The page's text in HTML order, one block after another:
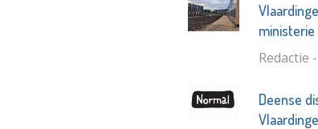
Redactie
Deense